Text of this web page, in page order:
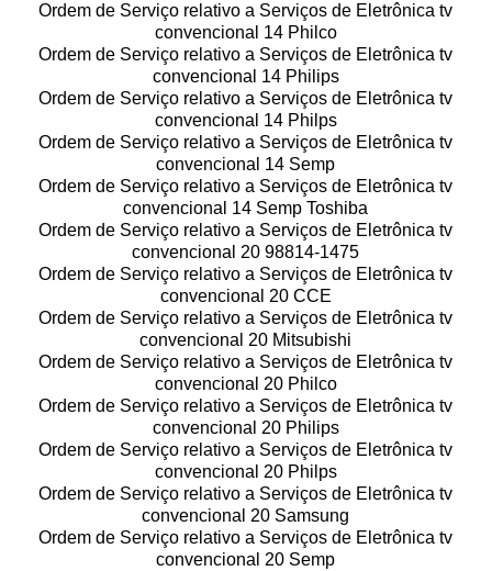
Ordem de Serviço relativo a Serviços de Eletrônica tv
convencional 14 Philco
Ordem de Serviço relativo a Serviços de Eletrônica tv
convencional 14 Philips
Ordem de Serviço relativo a Serviços de Eletrônica tv
convencional 14 Philps
Ordem de Serviço relativo a Serviços de Eletrônica tv
convencional 14 Semp
Ordem de Serviço relativo a Serviços de Eletrônica tv
convencional 14 Semp Toshiba
Ordem de Serviço relativo a Serviços de Eletrônica tv
convencional 20 98814-1475
Ordem de Serviço relativo a Serviços de Eletrônica tv
convencional 20 CCE
Ordem de Serviço relativo a Serviços de Eletrônica tv
convencional 20 Mitsubishi
Ordem de Serviço relativo a Serviços de Eletrônica tv
convencional 20 Philco
Ordem de Serviço relativo a Serviços de Eletrônica tv
convencional 20 Philips
Ordem de Serviço relativo a Serviços de Eletrônica tv
convencional 20 Philps
Ordem de Serviço relativo a Serviços de Eletrônica tv
convencional 20 Samsung
Ordem de Serviço relativo a Serviços de Eletrônica tv
convencional 20 Semp